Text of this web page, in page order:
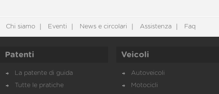
Chi siamo Eventi News e circolari Assistenza Faq
Patenti
La patente di guida
Tutte le pratiche
Veicoli
Autoveicoli
Motocicli